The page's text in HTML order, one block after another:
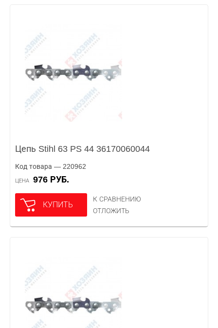
Цепь Stihl 63 PS 44 36170060044
Код товара — 220962
ЦЕНА 976 РУБ.
КУПИТЬ
К СРАВНЕНИЮ
ОТЛОЖИТЬ